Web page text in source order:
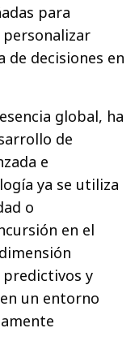
para
de decisiones en
global, ha
de
e
ya se utiliza
o
en el
y
un entorno